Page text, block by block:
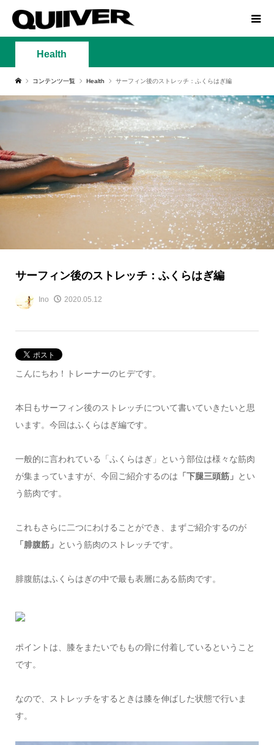
Health
コンテンツ一覧 Health サーフィン後のストレッチ：ふくらはぎ編
サーフィン後のストレッチ：ふくらはぎ編
Ino 2020.05.12
こんにちわ！トレーナーのヒデです。
本日もサーフィン後のストレッチについて書いていきたいと思
います。今回はふくらはぎ編です。
一般的に言われている「ふくらはぎ」という部位は様々な筋肉
が集まっていますが、今回ご紹介するのは 「下腿三頭筋」 とい
う筋肉です。
これもさらに二つにわけることができ、まずご紹介するのが
「腓腹筋」 という筋肉のストレッチです。
腓腹筋はふくらはぎの中で最も表層にある筋肉です。
ポイントは、膝をまたいでももの骨に付着しているということ
です。
なので、ストレッチをするときは膝を伸ばした状態で行いま
す。